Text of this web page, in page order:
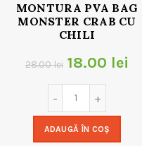
MONTURA PVA BAG
MONSTER CRAB CU
CHILI
28.00lei Prețul
inițial
a
fost:
18.00 lei
ADAUGĂ ÎN COȘ